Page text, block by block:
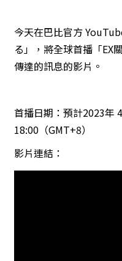
今天在巴比官方
る」，將全球首播「EX
傳達的訊息的影片。
首播日期：預計2023年
18:00（GMT+8）
影片連結：